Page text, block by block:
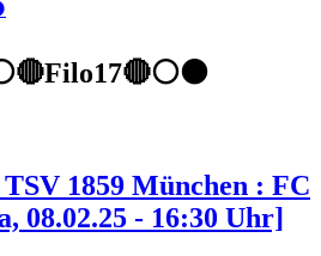
TSV 1859 München : FC
08.02.25 - 16:30 Uhr]